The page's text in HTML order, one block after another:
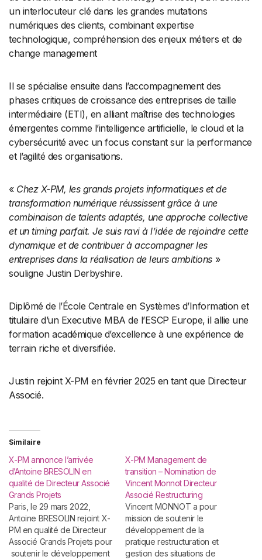
un interlocuteur clé dans les grandes mutations
numériques des clients, combinant expertise
technologique, compréhension des enjeux métiers et de
change management
Il se spécialise ensuite dans l’accompagnement des
phases critiques de croissance des entreprises de taille
intermédiaire (ETI), en alliant maîtrise des technologies
émergentes comme l’intelligence artificielle, le cloud et la
cybersécurité avec un focus constant sur la performance
et l’agilité des organisations.
« Chez X-PM, les grands projets informatiques et de
transformation numérique réussissent grâce à une
combinaison de talents adaptés, une approche collective
et un timing parfait. Je suis ravi à l’idée de rejoindre cette
dynamique et de contribuer à accompagner les
entreprises dans la réalisation de leurs ambitions »
souligne Justin Derbyshire.
Diplômé de l’École Centrale en Systèmes d’Information et
titulaire d’un Executive MBA de l’ESCP Europe, il allie une
formation académique d’excellence à une expérience de
terrain riche et diversifiée.
Justin rejoint X-PM en février 2025 en tant que Directeur
Associé.
Similaire
X-PM annonce l’arrivée
d’Antoine BRESOLIN en
qualité de Directeur Associé
Grands Projets
Paris, le 29 mars 2022,
Antoine BRESOLIN rejoint X-
PM en qualité de Directeur
Associé Grands Projets pour
soutenir le développement
X-PM Management de
transition – Nomination de
Vincent Monnot Directeur
Associé Restructuring
Vincent MONNOT a pour
mission de soutenir le
développement de la
pratique restructuration et
gestion des situations de